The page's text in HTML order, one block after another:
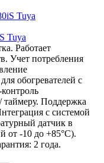
Tuya
Работает
Учет потребления
обогревателей с
таймеру. Поддержка
с системой
датчик в
от -10 до +85°C).
2 года.